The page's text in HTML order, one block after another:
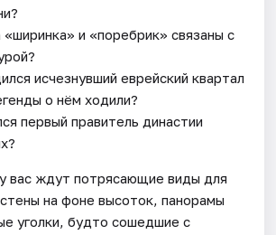
«ширинка» и «поребрик» связаны с
исчезнувший еврейский квартал
о нём ходили?
первый правитель династии
вас ждут потрясающие виды для
на фоне высоток, панорамы
уголки, будто сошедшие с